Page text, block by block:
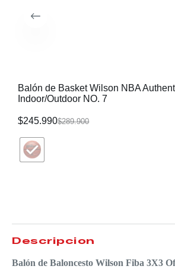
Balón de Basket Wilson NBA
Indoor/Outdoor NO. 7
$289.900
$245.990
Descripción
Balón de Baloncesto Wilson Fiba 3X3